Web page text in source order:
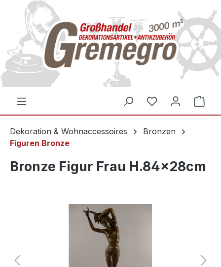
springen
Dekoration & Wohnaccessoires
Bronzen
Figuren Bronze
Bronze Figur Frau H.84x28cm